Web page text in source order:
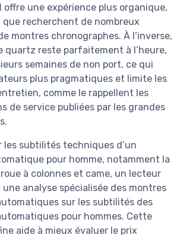
offre une expérience plus organique,
que recherchent de nombreux
montres chronographes. À l’inverse,
quartz reste parfaitement à l’heure,
semaines de non port, ce qui
plus pragmatiques et limite les
comme le rappellent les
de service publiées par les grandes
les subtilités techniques d’un
pour homme, notamment la
à colonnes et came, un lecteur
analyse spécialisée des montres
sur les subtilités des
pour hommes. Cette
aide à mieux évaluer le prix